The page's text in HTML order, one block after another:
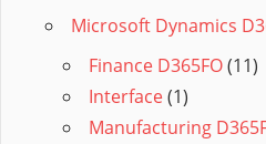
Microsoft Dynamics
Finance D365FO(11)
Interface(1)
Manufacturing